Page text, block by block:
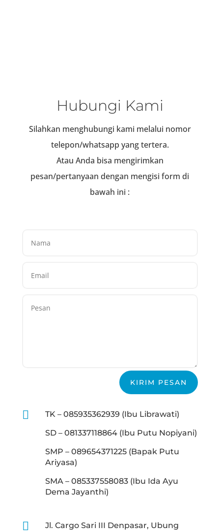
Hubungi Kami
Silahkan menghubungi kami melalui nomor
telepon/whatsapp yang tertera.
Atau Anda bisa mengirimkan
pesan/pertanyaan dengan mengisi form di
bawah ini :
KIRIM PESAN

TK – 085935362939 (Ibu Librawati)
SD – 081337118864 (Ibu Putu Nopiyani)
SMP – 089654371225 (Bapak Putu
Ariyasa)
SMA – 085337558083 (Ibu Ida Ayu
Dema Jayanthi)

Jl. Cargo Sari III Denpasar, Ubung